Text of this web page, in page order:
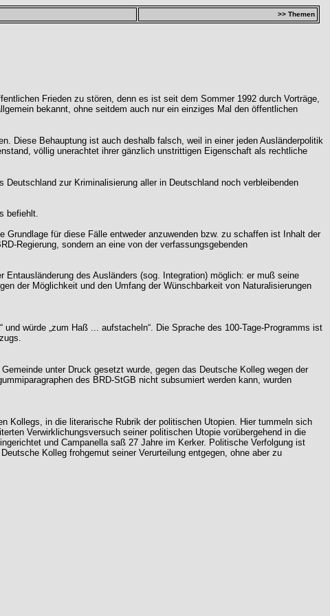
>> Themen
Frieden zu stören, denn es ist seit dem Sommer 1992 durch Vorträge,
bekannt, ohne seitdem auch nur ein einziges Mal den öffentlichen
Diese Behauptung ist auch deshalb falsch, weil in einer jeden Ausländerpolitik
völlig unerachtet ihrer gänzlich unstrittigen Eigenschaft als rechtliche
Deutschland zur Kriminalisierung aller in Deutschland noch verbleibenden
befiehlt.
für diese Fälle entweder anzuwenden bzw. zu schaffen ist Inhalt der
Regierung, sondern an eine von der verfassungsgebenden
des Ausländers (sog. Integration) möglich: er muß seine
der Möglichkeit und den Umfang der Wünschbarkeit von Naturalisierungen
würde „zum Haß ... aufstacheln“. Die Sprache des 100-Tage-Programms ist
unter Druck gesetzt wurde, gegen das Deutsche Kolleg wegen der
des BRD-StGB nicht subsumiert werden kann, wurden
Kollegs, in die literarische Rubrik der politischen Utopien. Hier tummeln sich
Verwirklichungsversuch seiner politischen Utopie vorübergehend in die
und Campanella saß 27 Jahre im Kerker. Politische Verfolgung ist
Kolleg frohgemut seiner Verurteilung entgegen, ohne aber zu